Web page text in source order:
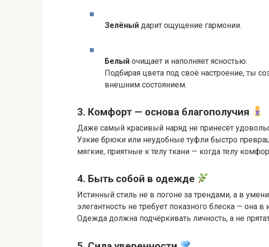
Зелёный дарит ощущение гармонии.
Белый очищает и наполняет ясностью.
Подбирая цвета под своё настроение, ты
внешним состоянием.
3. Комфорт — основа благополучия
Даже самый красивый наряд не принесёт
Узкие брюки или неудобные туфли быстро
мягкие, приятные к телу ткани — когда телу
4. Быть собой в одежде
Истинный стиль не в погоне за трендами, а в
элегантность не требует показного блеска — она в
Одежда должна подчёркивать личность, а не